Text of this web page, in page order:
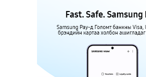
Нэгдүгээр ангид элсэгчдийн
сарын 17-ноос E-Mongolia